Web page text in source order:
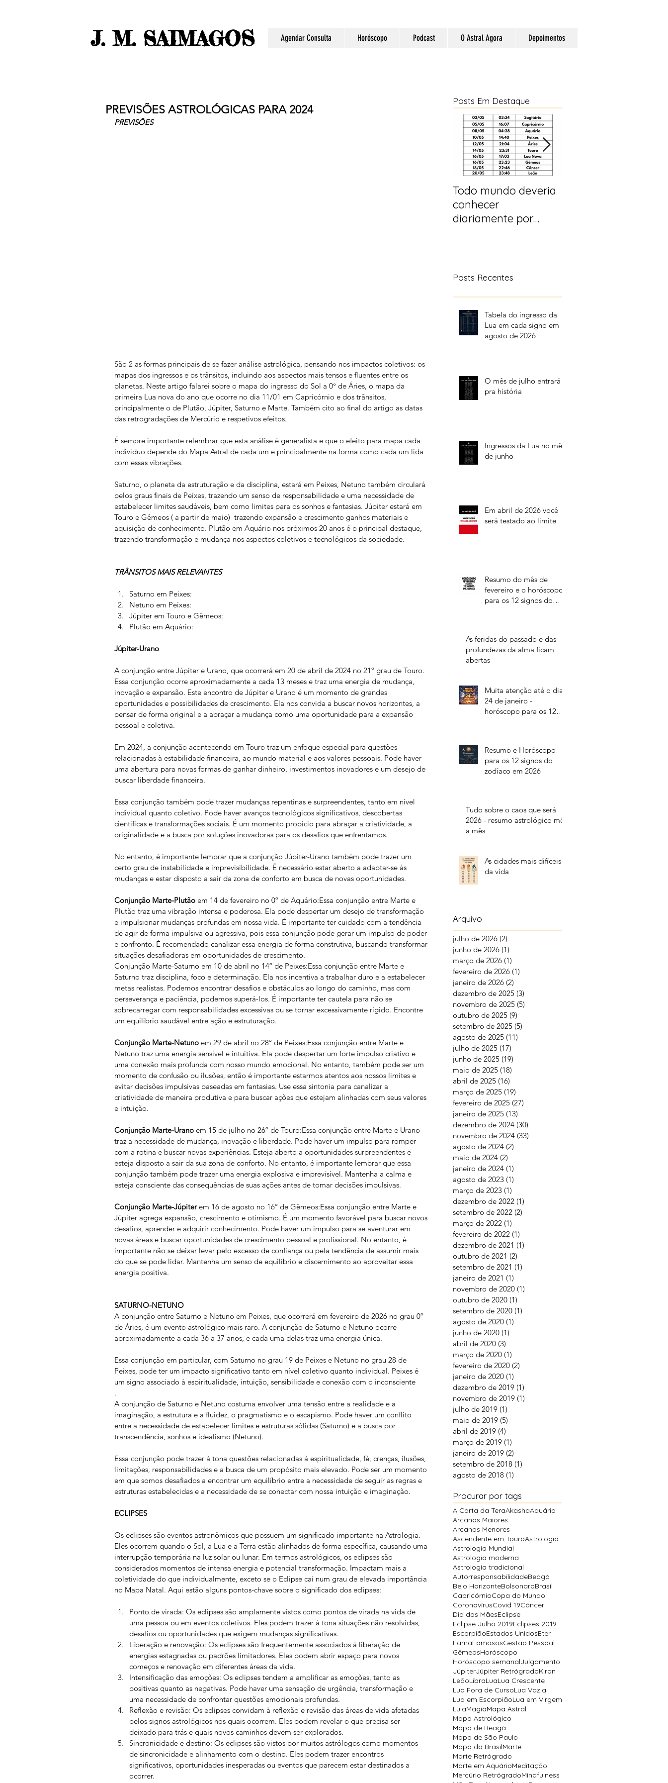
J. M. SAIMAGOS Agendar Consulta Horóscopo Podcast O Astral Agora Depoimentos
PREVISÕES ASTROLÓGICAS PARA 2024
PREVISÕES
São 2 as formas principais de se fazer análise astrológica, pensando nos impactos coletivos: os
mapas dos ingressos e os trânsitos, incluindo aos aspectos mais tensos e fluentes entre os
planetas. Neste artigo falarei sobre o mapa do ingresso do Sol a 0° de Áries, o mapa da
primeira Lua nova do ano que ocorre no dia 11/01 em Capricórnio e dos trânsitos,
principalmente o de Plutão, Júpiter, Saturno e Marte. Também cito ao final do artigo as datas
das retrogradações de Mercúrio e respetivos efeitos.
É sempre importante relembrar que esta análise é generalista e que o efeito para mapa cada
indivíduo depende do Mapa Astral de cada um e principalmente na forma como cada um lida
com essas vibrações.
Saturno, o planeta da estruturação e da disciplina, estará em Peixes, Netuno também circulará
pelos graus finais de Peixes, trazendo um senso de responsabilidade e uma necessidade de
estabelecer limites saudáveis, bem como limites para os sonhos e fantasias. Júpiter estará em
Touro e Gêmeos ( a partir de maio)  trazendo expansão e crescimento ganhos materiais e
aquisição de conhecimento. Plutão em Aquário nos próximos 20 anos é o principal destaque,
trazendo transformação e mudança nos aspectos coletivos e tecnológicos da sociedade.
TRÂNSITOS MAIS RELEVANTES
Saturno em Peixes:
Netuno em Peixes:
Júpiter em Touro e Gêmeos:
Plutão em Aquário:
Júpiter-Urano
A conjunção entre Júpiter e Urano, que ocorrerá em 20 de abril de 2024 no 21º grau de Touro.
Essa conjunção ocorre aproximadamente a cada 13 meses e traz uma energia de mudança,
inovação e expansão. Este encontro de Júpiter e Urano é um momento de grandes
oportunidades e possibilidades de crescimento. Ela nos convida a buscar novos horizontes, a
pensar de forma original e a abraçar a mudança como uma oportunidade para a expansão
pessoal e coletiva.
Em 2024, a conjunção acontecendo em Touro traz um enfoque especial para questões
relacionadas à estabilidade financeira, ao mundo material e aos valores pessoais. Pode haver
uma abertura para novas formas de ganhar dinheiro, investimentos inovadores e um desejo de
buscar liberdade financeira.
Essa conjunção também pode trazer mudanças repentinas e surpreendentes, tanto em nível
individual quanto coletivo. Pode haver avanços tecnológicos significativos, descobertas
científicas e transformações sociais. É um momento propício para abraçar a criatividade, a
originalidade e a busca por soluções inovadoras para os desafios que enfrentamos.
No entanto, é importante lembrar que a conjunção Júpiter-Urano também pode trazer um
certo grau de instabilidade e imprevisibilidade. É necessário estar aberto a adaptar-se às
mudanças e estar disposto a sair da zona de conforto em busca de novas oportunidades.
Conjunção Marte-Plutão em 14 de fevereiro no 0º de Aquário:Essa conjunção entre Marte e
Plutão traz uma vibração intensa e poderosa. Ela pode despertar um desejo de transformação
e impulsionar mudanças profundas em nossa vida. É importante ter cuidado com a tendência
de agir de forma impulsiva ou agressiva, pois essa conjunção pode gerar um impulso de poder
e confronto. É recomendado canalizar essa energia de forma construtiva, buscando transformar
situações desafiadoras em oportunidades de crescimento.
Conjunção Marte-Saturno em 10 de abril no 14º de Peixes:Essa conjunção entre Marte e
Saturno traz disciplina, foco e determinação. Ela nos incentiva a trabalhar duro e a estabelecer
metas realistas. Podemos encontrar desafios e obstáculos ao longo do caminho, mas com
perseverança e paciência, podemos superá-los. É importante ter cautela para não se
sobrecarregar com responsabilidades excessivas ou se tornar excessivamente rígido. Encontre
um equilíbrio saudável entre ação e estruturação.
Conjunção Marte-Netuno em 29 de abril no 28º de Peixes:Essa conjunção entre Marte e
Netuno traz uma energia sensível e intuitiva. Ela pode despertar um forte impulso criativo e
uma conexão mais profunda com nosso mundo emocional. No entanto, também pode ser um
momento de confusão ou ilusões, então é importante estarmos atentos aos nossos limites e
evitar decisões impulsivas baseadas em fantasias. Use essa sintonia para canalizar a
criatividade de maneira produtiva e para buscar ações que estejam alinhadas com seus valores
e intuição.
Conjunção Marte-Urano em 15 de julho no 26º de Touro:Essa conjunção entre Marte e Urano
traz a necessidade de mudança, inovação e liberdade. Pode haver um impulso para romper
com a rotina e buscar novas experiências. Esteja aberto a oportunidades surpreendentes e
esteja disposto a sair da sua zona de conforto. No entanto, é importante lembrar que essa
conjunção também pode trazer uma energia explosiva e imprevisível. Mantenha a calma e
esteja consciente das consequências de suas ações antes de tomar decisões impulsivas.
Conjunção Marte-Júpiter em 16 de agosto no 16º de Gêmeos:Essa conjunção entre Marte e
Júpiter agrega expansão, crescimento e otimismo. É um momento favorável para buscar novos
desafios, aprender e adquirir conhecimento. Pode haver um impulso para se aventurar em
novas áreas e buscar oportunidades de crescimento pessoal e profissional. No entanto, é
importante não se deixar levar pelo excesso de confiança ou pela tendência de assumir mais
do que se pode lidar. Mantenha um senso de equilíbrio e discernimento ao aproveitar essa
energia positiva.
SATURNO-NETUNO
A conjunção entre Saturno e Netuno em Peixes, que ocorrerá em fevereiro de 2026 no grau 0º
de Áries, é um evento astrológico mais raro. A conjunção de Saturno e Netuno ocorre
aproximadamente a cada 36 a 37 anos, e cada uma delas traz uma energia única.
Essa conjunção em particular, com Saturno no grau 19 de Peixes e Netuno no grau 28 de
Peixes, pode ter um impacto significativo tanto em nível coletivo quanto individual. Peixes é
um signo associado à espiritualidade, intuição, sensibilidade e conexão com o inconsciente
.
A conjunção de Saturno e Netuno costuma envolver uma tensão entre a realidade e a
imaginação, a estrutura e a fluidez, o pragmatismo e o escapismo. Pode haver um conflito
entre a necessidade de estabelecer limites e estruturas sólidas (Saturno) e a busca por
transcendência, sonhos e idealismo (Netuno).
Essa conjunção pode trazer à tona questões relacionadas à espiritualidade, fé, crenças, ilusões,
limitações, responsabilidades e a busca de um propósito mais elevado. Pode ser um momento
em que somos desafiados a encontrar um equilíbrio entre a necessidade de seguir as regras e
estruturas estabelecidas e a necessidade de se conectar com nossa intuição e imaginação.
ECLIPSES
Os eclipses são eventos astronômicos que possuem um significado importante na Astrologia.
Eles ocorrem quando o Sol, a Lua e a Terra estão alinhados de forma específica, causando uma
interrupção temporária na luz solar ou lunar. Em termos astrológicos, os eclipses são
considerados momentos de intensa energia e potencial transformação. Impactam mais a
coletividade do que individualmente, exceto se o Eclipse cai num grau de elevada importância
no Mapa Natal. Aqui estão alguns pontos-chave sobre o significado dos eclipses:
Ponto de virada: Os eclipses são amplamente vistos como pontos de virada na vida de
uma pessoa ou em eventos coletivos. Eles podem trazer à tona situações não resolvidas,
desafios ou oportunidades que exigem mudanças significativas.
Liberação e renovação: Os eclipses são frequentemente associados à liberação de
energias estagnadas ou padrões limitadores. Eles podem abrir espaço para novos
começos e renovação em diferentes áreas da vida.
Intensificação das emoções: Os eclipses tendem a amplificar as emoções, tanto as
positivas quanto as negativas. Pode haver uma sensação de urgência, transformação e
uma necessidade de confrontar questões emocionais profundas.
Reflexão e revisão: Os eclipses convidam à reflexão e revisão das áreas de vida afetadas
pelos signos astrológicos nos quais ocorrem. Eles podem revelar o que precisa ser
deixado para trás e quais novos caminhos devem ser explorados.
Sincronicidade e destino: Os eclipses são vistos por muitos astrólogos como momentos
de sincronicidade e alinhamento com o destino. Eles podem trazer encontros
significativos, oportunidades inesperadas ou eventos que parecem estar destinados a
ocorrer.
Posts Em Destaque
Todo mundo deveria
conhecer
diariamente por
Posts Recentes
Tabela do ingresso da
Lua em cada signo em
agosto de 2026
O mês de julho entrará
pra história
Ingressos da Lua no mês
de junho
Em abril de 2026 você
será testado ao limite
Resumo do mês de
fevereiro e o horóscopo
para os 12 signos do
As feridas do passado e das
profundezas da alma ficam
abertas
Muita atenção até o dia
24 de janeiro -
horóscopo para os 12
Resumo e Horóscopo
para os 12 signos do
zodíaco em 2026
Tudo sobre o caos que será
2026 - resumo astrológico mês
a mês
As cidades mais difíceis
da vida
Arquivo
julho de 2026 (2)
junho de 2026 (1)
março de 2026 (1)
fevereiro de 2026 (1)
janeiro de 2026 (2)
dezembro de 2025 (3)
novembro de 2025 (5)
outubro de 2025 (9)
setembro de 2025 (5)
agosto de 2025 (11)
julho de 2025 (17)
junho de 2025 (19)
maio de 2025 (18)
abril de 2025 (16)
março de 2025 (19)
fevereiro de 2025 (27)
janeiro de 2025 (13)
dezembro de 2024 (30)
novembro de 2024 (33)
agosto de 2024 (2)
maio de 2024 (2)
janeiro de 2024 (1)
agosto de 2023 (1)
março de 2023 (1)
dezembro de 2022 (1)
setembro de 2022 (2)
março de 2022 (1)
fevereiro de 2022 (1)
dezembro de 2021 (1)
outubro de 2021 (2)
setembro de 2021 (1)
janeiro de 2021 (1)
novembro de 2020 (1)
outubro de 2020 (1)
setembro de 2020 (1)
agosto de 2020 (1)
junho de 2020 (1)
abril de 2020 (3)
março de 2020 (1)
fevereiro de 2020 (2)
janeiro de 2020 (1)
dezembro de 2019 (1)
novembro de 2019 (1)
julho de 2019 (1)
maio de 2019 (5)
abril de 2019 (4)
março de 2019 (1)
janeiro de 2019 (2)
setembro de 2018 (1)
agosto de 2018 (1)
Procurar por tags
A Carta da TeraAkashaAquário
Arcanos Maiores
Arcanos Menores
Ascendente em TouroAstrologia
Astrologia Mundial
Astrologia moderna
Astrologia tradicional
AutorresponsabilidadeBeagá
Belo HorizonteBolsonaroBrasil
CapricórnioCopa do Mundo
CoronavírusCovid 19Câncer
Dia das MãesEclipse
Eclipse Julho 2019Eclipses 2019
EscorpiãoEstados UnidosEter
FamaFamososGestão Pessoal
GêmeosHoróscopo
Horóscopo semanalJulgamento
JúpiterJúpiter RetrógradoKiron
LeãoLibraLuaLua Crescente
Lua Fora de CursoLua Vazia
Lua em EscorpiãoLua em Virgem
LulaMagiaMapa Astral
Mapa Astrológico
Mapa de Beagá
Mapa de São Paulo
Mapa do BrasilMarte
Marte Retrógrado
Marte em AquárioMeditação
Mercúrio RetrógradoMindfulness